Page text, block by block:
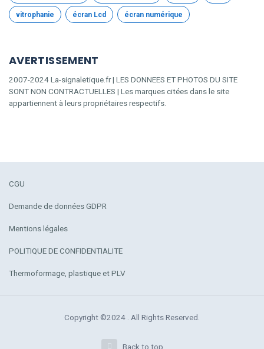
vitrophanie écran Lcd écran numérique
AVERTISSEMENT
2007-2024 La-signaletique.fr | LES DONNEES ET PHOTOS DU SITE
SONT NON CONTRACTUELLES | Les marques citées dans le site
appartiennent à leurs propriétaires respectifs.
CGU
Demande de données GDPR
Mentions légales
POLITIQUE DE CONFIDENTIALITE
Thermoformage, plastique et PLV
Copyright ©2024 . All Rights Reserved.
Back to top